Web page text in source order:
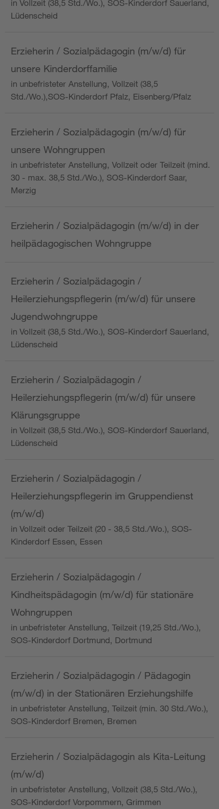
in Vollzeit (38,5 Std./Wo.), SOS-Kinderdorf Sauerland,
Lüdenscheid
Erzieherin / Sozialpädagogin (m/w/d) für
unsere Kinderdorffamilie
in unbefristeter Anstellung, Vollzeit (38,5
Std./Wo.),SOS-Kinderdorf Pfalz, Eisenberg/Pfalz
Erzieherin / Sozialpädagogin (m/w/d) für
unsere Wohngruppen
in unbefristeter Anstellung, Vollzeit oder Teilzeit (mind.
30 - max. 38,5 Std./Wo.), SOS-Kinderdorf Saar,
Merzig
Erzieherin / Sozialpädagogin (m/w/d) in der
heilpädagogischen Wohngruppe
Erzieherin / Sozialpädagogin /
Heilerziehungspflegerin (m/w/d) für unsere
Jugendwohngruppe
in Vollzeit (38,5 Std./Wo.), SOS-Kinderdorf Sauerland,
Lüdenscheid
Erzieherin / Sozialpädagogin /
Heilerziehungspflegerin (m/w/d) für unsere
Klärungsgruppe
in Vollzeit (38,5 Std./Wo.), SOS-Kinderdorf Sauerland,
Lüdenscheid
Erzieherin / Sozialpädagogin /
Heilerziehungspflegerin im Gruppendienst
(m/w/d)
in Vollzeit oder Teilzeit (20 - 38,5 Std./Wo.), SOS-
Kinderdorf Essen, Essen
Erzieherin / Sozialpädagogin /
Kindheitspädagogin (m/w/d) für stationäre
Wohngruppen
in unbefristeter Anstellung, Teilzeit (19,25 Std./Wo.),
SOS-Kinderdorf Dortmund, Dortmund
Erzieherin / Sozialpädagogin / Pädagogin
(m/w/d) in der Stationären Erziehungshilfe
in unbefristeter Anstellung, Teilzeit (min. 30 Std./Wo.),
SOS-Kinderdorf Bremen, Bremen
Erzieherin / Sozialpädagogin als Kita-Leitung
(m/w/d)
in unbefristeter Anstellung, Vollzeit (38,5 Std./Wo.),
SOS-Kinderdorf Vorpommern, Grimmen